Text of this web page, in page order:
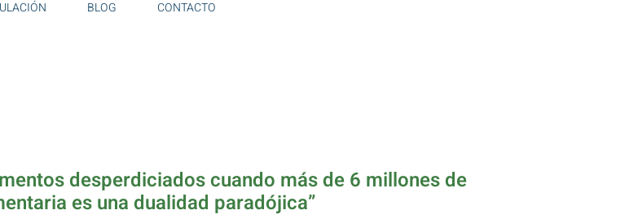
BLOG CONTACTO
desperdiciados cuando más de 6 millones de
es una dualidad paradójica”